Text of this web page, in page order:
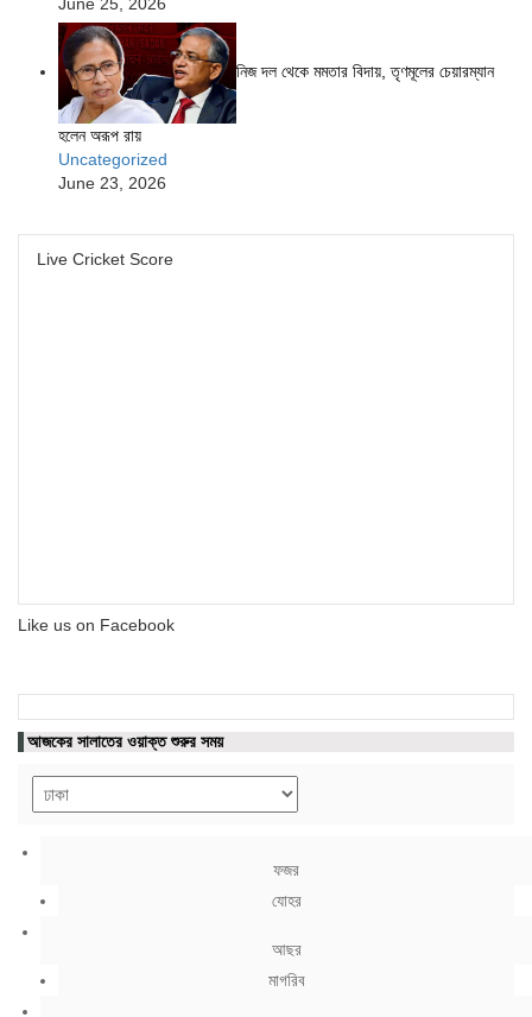
নিজ দল থেকে মমতার বিদায়, তৃণমূলের চেয়ারম্যান
হলেন অরূপ রায়
Uncategorized
June 23, 2026
Live Cricket Score
Like us on Facebook
আজকের সালাতের ওয়াক্ত শুরুর সময়
ফজর
যোহর
আছর
মাগরিব